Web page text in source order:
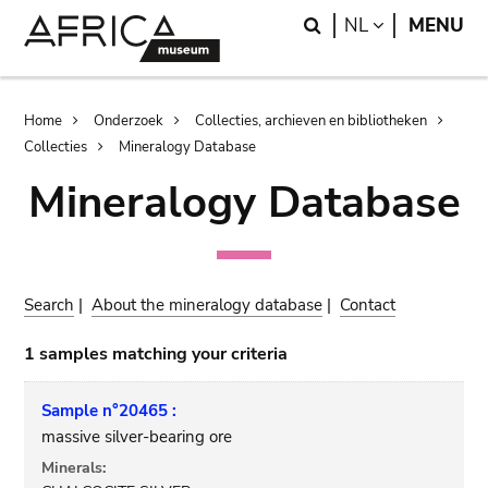
Search
NL LANGUAGE
MENU
Breadcrumb
Home Onderzoek
Collecties, archieven en bibliotheken
Collecties
Mineralogy Database
Mineralogy Database
Search |About the mineralogy database | Contact
1 samples matching your criteria
Sample n°20465 :
massive silver-bearing ore
Minerals: